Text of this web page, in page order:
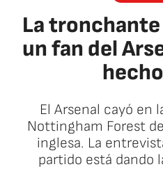
La
un fan del
El Arsenal cayó en
Nottingham Forest
inglesa. La
partido está dando